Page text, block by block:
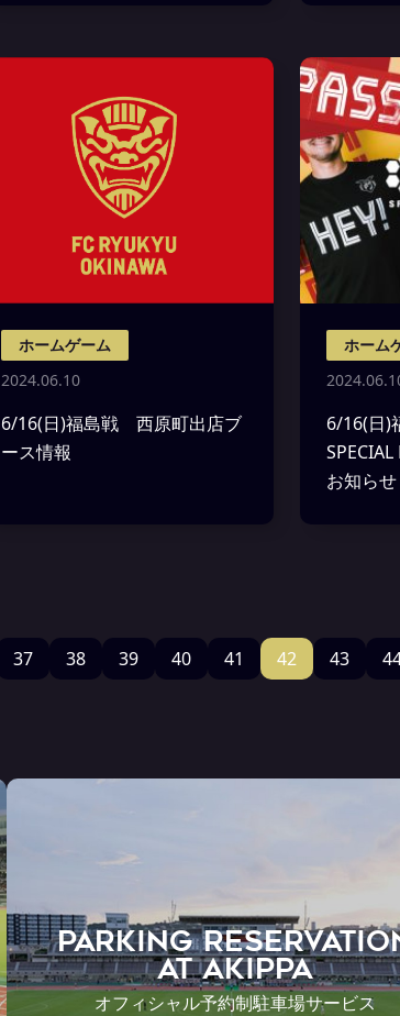
ホームゲーム
2024.06.10
6/16(日)福島戦 西原町出店ブ
ース情報
ホーム
6/16(日)
お知らせ
37 38 39 40 41 42 43
PARKING
AT Akippa
オフィシャル予約制駐車場サービス